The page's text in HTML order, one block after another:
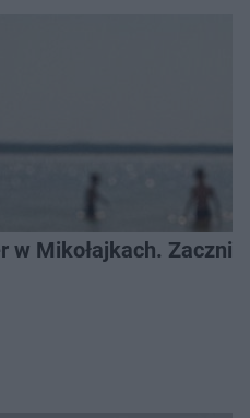
w Mikołajkach.